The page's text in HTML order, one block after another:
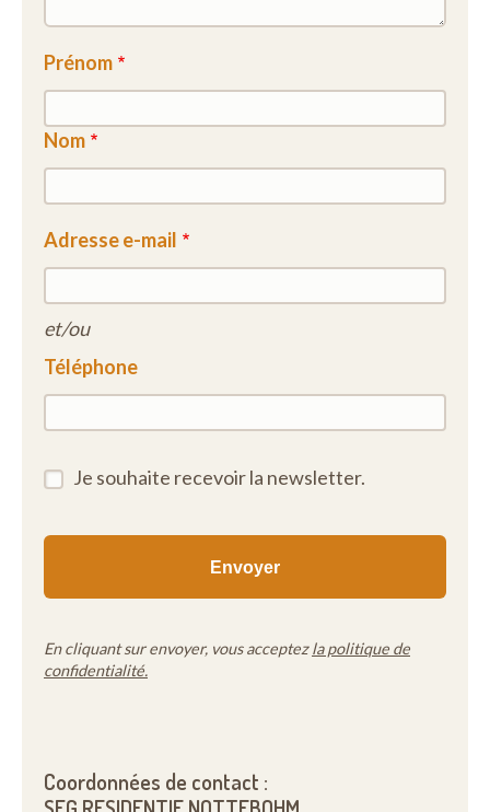
Prénom
Nom
Adresse e-mail
et/ou
Téléphone
Je souhaite recevoir la newsletter.
En cliquant sur envoyer, vous acceptezla politique de
confidentialité.
Coordonnées de contact :